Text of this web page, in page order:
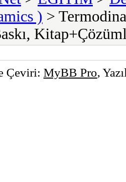
) >
Çeviri: MyBB Pro,